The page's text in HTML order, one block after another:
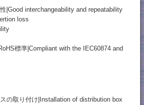
|Good interchangeability and repeatability
loss
標準|Compliant with the IEC60874 and
の取り付け|Installation of distribution box